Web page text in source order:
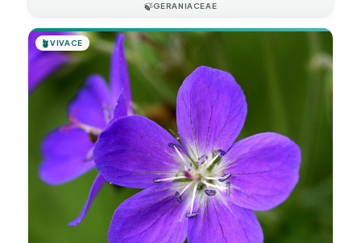
🍃GERANIACEAE
🪴VIVACE